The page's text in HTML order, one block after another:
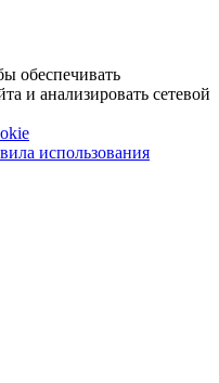
обеспечивать
и анализировать сетевой
использования